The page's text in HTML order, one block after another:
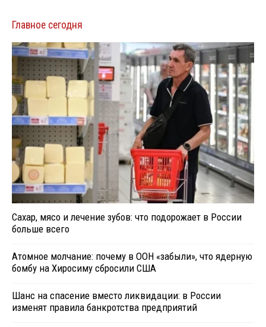
Главное сегодня
Сахар, мясо и лечение зубов: что подорожает в России
больше всего
Атомное молчание: почему в ООН «забыли», что ядерную
бомбу на Хиросиму сбросили США
Шанс на спасение вместо ликвидации: в России
изменят правила банкротства предприятий